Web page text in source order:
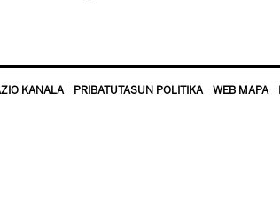
KANALA PRIBATUTASUN POLITIKA WEB MAPA